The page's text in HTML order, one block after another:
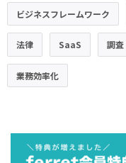
ビジネスフレームワーク
法律 SaaS 調査
業務効率化